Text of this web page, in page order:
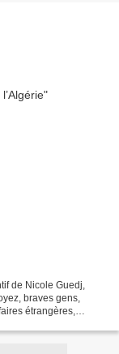
de Nicole Guedj,
braves gens,
étrangères,